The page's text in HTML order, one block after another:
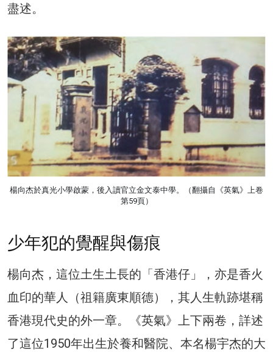
盡述。
楊向杰於真光小學啟蒙，後入讀官立金文泰中學。（翻攝自《英氣》上卷
第59頁）
少年犯的覺醒與傷痕​
楊向杰，這位土生土長的「香港仔」，亦是香火
血印的華人（祖籍廣東順德），其人生軌跡堪稱
香港現代史的外一章。《英氣》上下兩卷，詳述
了這位1950年出生於養和醫院、本名楊宇杰的大